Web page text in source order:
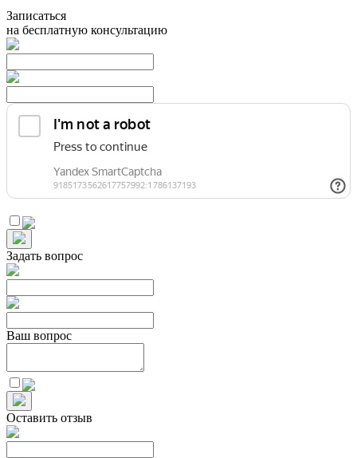
Записаться
на бесплатную консультацию
Задать вопрос
Ваш вопрос
Оставить отзыв